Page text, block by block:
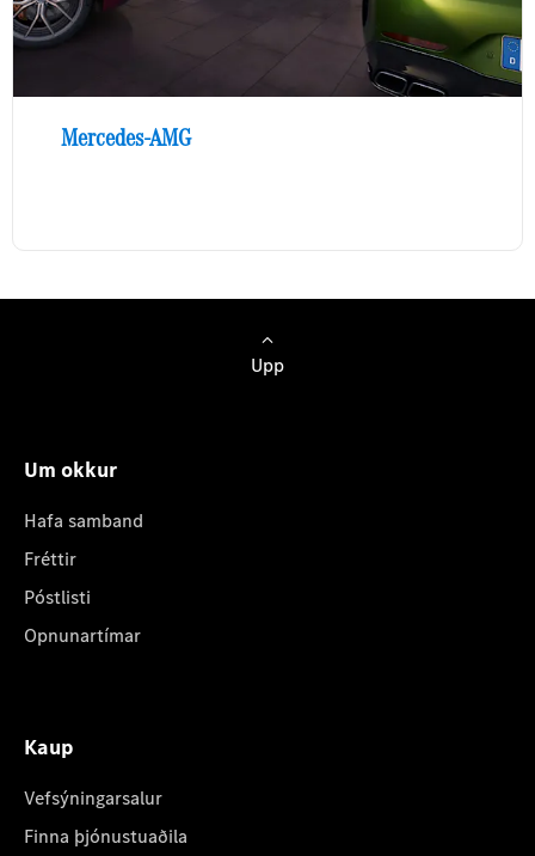
Mercedes-AMG
Upp
Um okkur
Hafa samband
Fréttir
Póstlisti
Opnunartímar
Kaup
Vefsýningarsalur
Finna þjónustuaðila